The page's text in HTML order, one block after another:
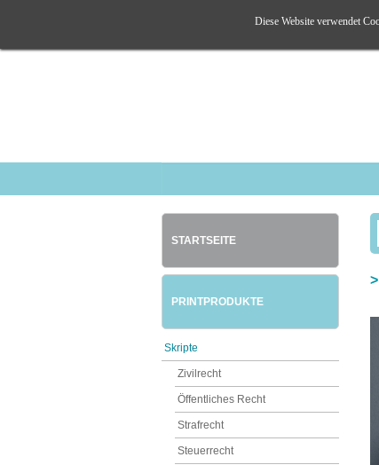
STARTSEITE
PRINTPRODUKTE
Skripte
Zivilrecht
Öffentliches Recht
Strafrecht
Steuerrecht
>
Diese Website verwendet